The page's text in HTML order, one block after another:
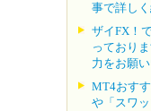
事で詳しく
ザイFX！
っており
力をお願
MT4おす
や「スワ